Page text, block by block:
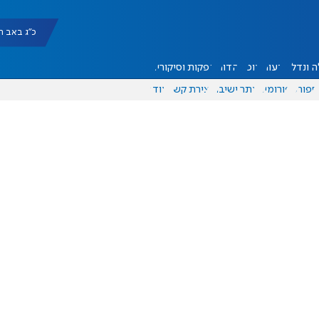
כ"ג באב תשפ"ו
ונדל"ן דעות אוכל יהדות הפקות וסיקורים
ספורט פורומים אתר ישיבה יצירת קשר עוד